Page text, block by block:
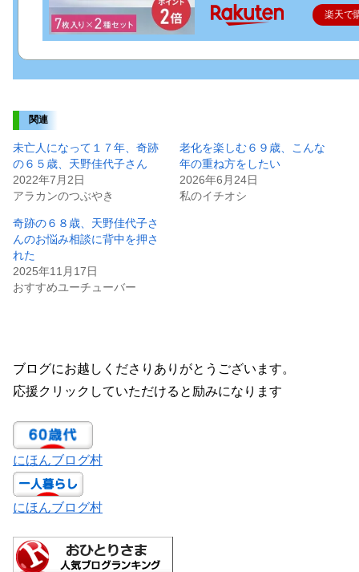
楽天で
関連
未亡人になって１７年、奇跡
の６５歳、天野佳代子さん
2022年7月2日
アラカンのつぶやき
老化を楽しむ６９歳、こんな
年の重ね方をしたい
2026年6月24日
私のイチオシ
奇跡の６８歳、天野佳代子さ
んのお悩み相談に背中を押さ
れた
2025年11月17日
おすすめユーチューバー
ブログにお越しくださりありがとうございます。
応援クリックしていただけると励みになります
にほんブログ村
にほんブログ村